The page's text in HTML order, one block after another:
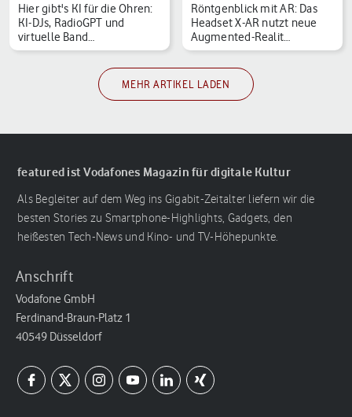
Hier gibt's KI für die Ohren:
KI-DJs, RadioGPT und
virtuelle Band…
Röntgenblick mit AR: Das
Headset X-AR nutzt neue
Augmented-Realit…
MEHR ARTIKEL LADEN
featured ist Vodafones Magazin für digitale Kultur
Als Begleiter auf dem Weg ins Gigabit-Zeitalter liefern wir die
besten Stories zu Smartphone-Highlights, Gadgets, den
heißesten Tech-News und Kino- und TV-Höhepunkte.
Anschrift
Vodafone GmbH
Ferdinand-Braun-Platz 1
40549 Düsseldorf